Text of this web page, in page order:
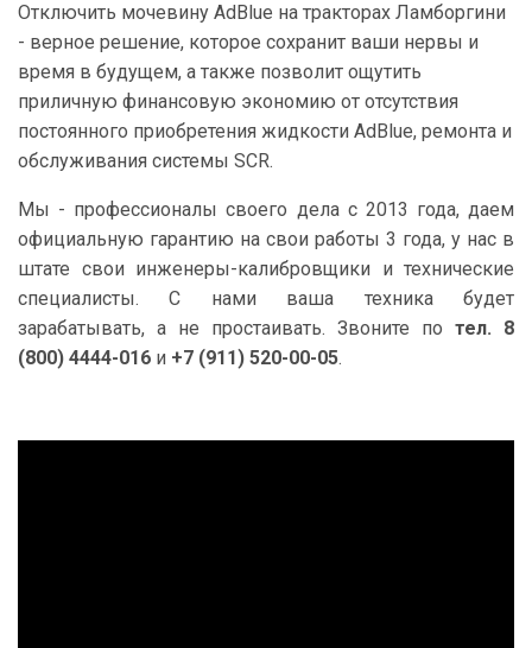
Отключить мочевину AdBlue на тракторах Ламборгини
- верное решение, которое сохранит ваши нервы и
время в будущем, а также позволит ощутить
приличную финансовую экономию от отсутствия
постоянного приобретения жидкости AdBlue, ремонта и
обслуживания системы SCR.
Мы - профессионалы своего дела с 2013 года, даем
официальную гарантию на свои работы 3 года, у нас в
штате свои инженеры-калибровщики и технические
специалисты. С нами ваша техника будет
зарабатывать, а не простаивать. Звоните по тел. 8
(800) 4444-016 и +7 (911) 520-00-05.